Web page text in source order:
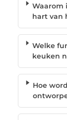
Waarom
hart van
Welke
keuken
Hoe